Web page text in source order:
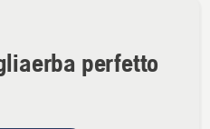
perfetto